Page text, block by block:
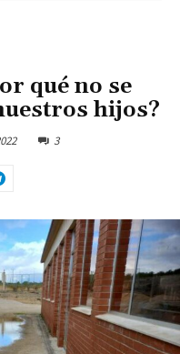
qué no se
hijos?
3